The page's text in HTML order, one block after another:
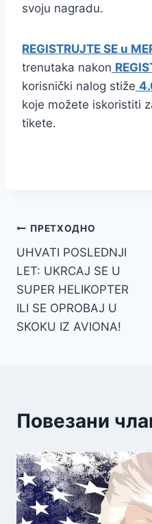
svoju nagradu.
REGISTRUJTE SE u
trenutaka nakon
korisnički nalog stiže
koje možete iskoristiti
tikete.
Кретање
чланка
ПРЕТХОДНО
UHVATI POSLEDNJI
LET: UKRCAJ SE U
SUPER HELIKOPTER
ILI SE OPROBAJ U
SKOKU IZ AVIONA!
Повезани